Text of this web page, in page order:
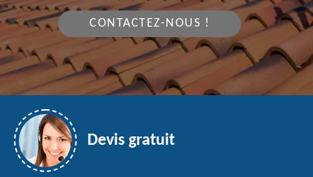
CONTACTEZ-NOUS !
Devis gratuit